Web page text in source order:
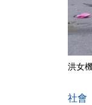
洪女
社會